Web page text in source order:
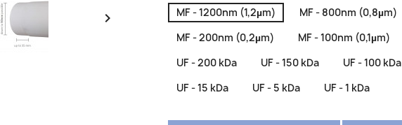
 MF - 1200nm (1,2µm) MF - 800nm (0,8µm)
MF - 200nm (0,2µm)
MF - 100nm (0,1µm)
UF - 200 kDa
UF - 150 kDa UF - 100 kDa
UF - 15 kDa
UF - 5 kDa UF - 1 kDa